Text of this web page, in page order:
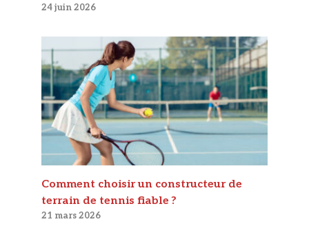
24 juin 2026
Comment choisir un constructeur de
terrain de tennis fiable ?
21 mars 2026